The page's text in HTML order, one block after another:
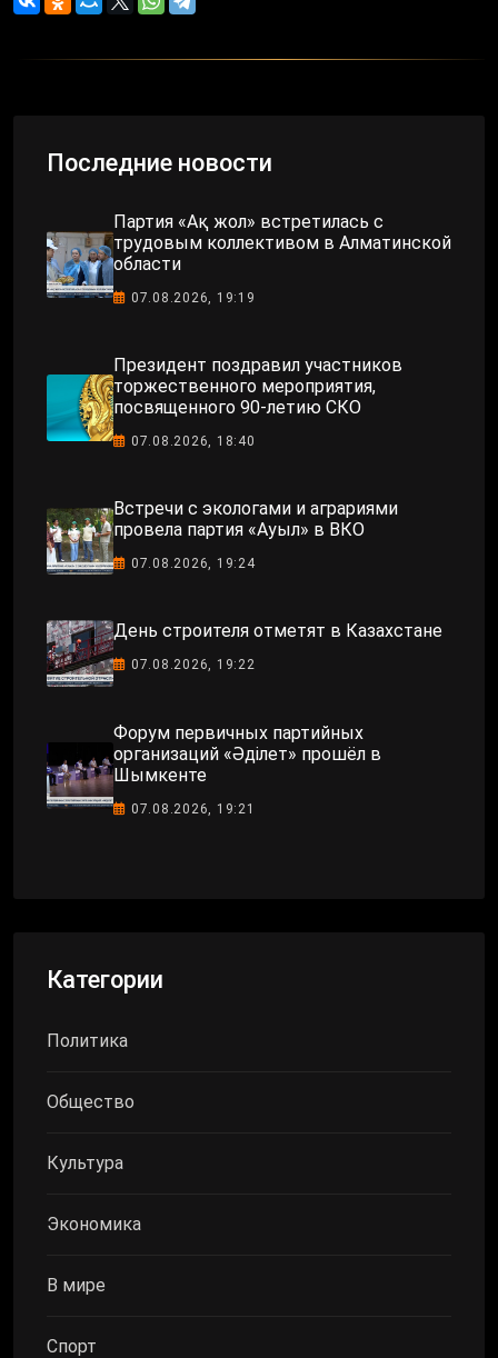
Последние новости
Партия «Ақ жол» встретилась с
трудовым коллективом в Алматинской
области
07.08.2026, 19:19
Президент поздравил участников
торжественного мероприятия,
посвященного 90-летию СКО
07.08.2026, 18:40
Встречи с экологами и аграриями
провела партия «Ауыл» в ВКО
07.08.2026, 19:24
День строителя отметят в Казахстане
07.08.2026, 19:22
Форум первичных партийных
организаций «Әділет» прошёл в
Шымкенте
07.08.2026, 19:21
Категории
Политика
Общество
Культура
Экономика
В мире
Спорт